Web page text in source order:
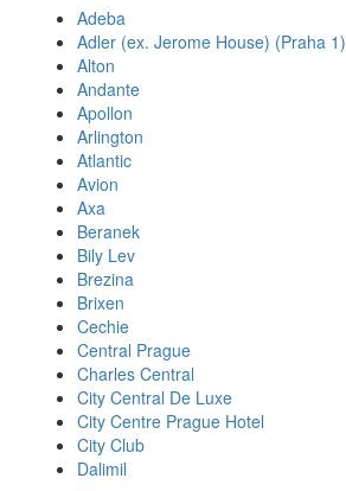
Adeba
Adler (ex. Jerome House) (Praha 1)
Alton
Andante
Apollon
Arlington
Atlantic
Avion
Axa
Beranek
Bily Lev
Brezina
Brixen
Cechie
Central Prague
Charles Central
City Central De Luxe
City Centre Prague Hotel
City Club
Dalimil